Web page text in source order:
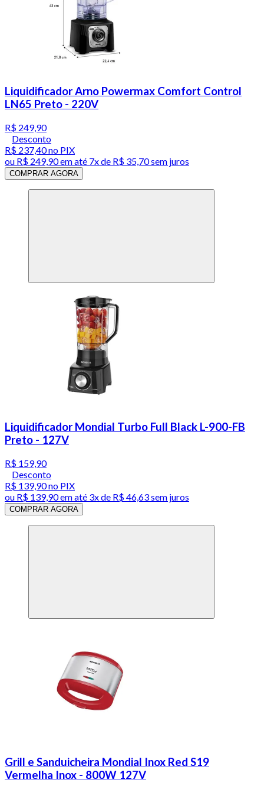
Liquidificador Arno Powermax Comfort Control
LN65 Preto - 220V
R$ 249,90
Desconto
R$ 237,40no PIX
ou R$ 249,90em até 7x de R$ 35,70 sem juros
COMPRAR AGORA
Liquidificador Mondial Turbo Full Black L-900-FB
Preto - 127V
R$ 159,90
Desconto
R$ 139,90no PIX
ou R$ 139,90em até 3x de R$ 46,63 sem juros
COMPRAR AGORA
Grill e Sanduicheira Mondial Inox Red S19
Vermelha Inox - 800W 127V